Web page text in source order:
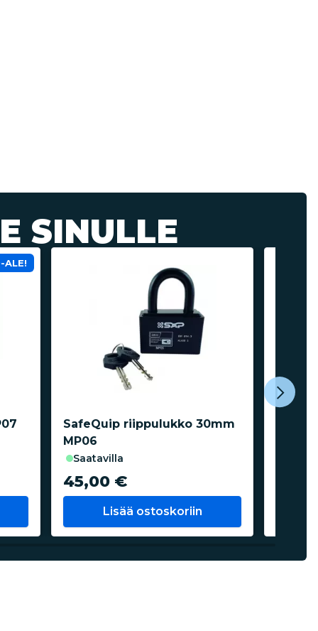
SINULLE
ALE!
SafeQuip riippulukko 30mm
MP06
saatavilla
45,00 €
Lisää ostoskoriin